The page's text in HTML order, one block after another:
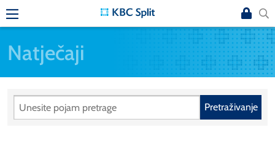
Natječaji
Pretraživanje